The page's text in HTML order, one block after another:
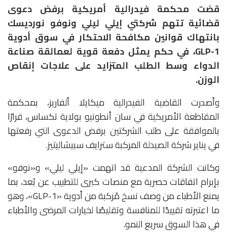
قضت محكمة فيدرالية أمريكية برفض دعوى
قضائية تتهم شركتي إيلي ليلي ونوفو نورديسك
بانتهاك قوانين مكافحة الاحتكار في سوق أدوية
GLP-1، في حكم يمثل دفعة قوية لعمالقة صناعة
الدواء وسط الطلب المتزايد على علاجات إنقاص
الوزن.
وأصدرت القاضية الفيدرالية ميكايلا ألفاريز، بمحكمة
المقاطعة الأمريكية في سان أنطونيو بولاية تكساس، قرارًا
بالموافقة على طلب الشركتين برفض الدعوى التي رفعتها
في يناير شركة الصيدلة المركبةسترايف سبيشاليتيز.
وكانت الشركة المدعية قد اتهمت «إيلي ليلي» و«نوفو»
بإبرام اتفاقات حصرية مع منصات كبرى للتطبيب عن بُعد، بما
يمنع الأطباء من وصف نسخ مُركبة من أدوية «GLP-1»، وهو
ما اعتبرته تقييدًا للمنافسة وتقليصًا لخيارات المرضى والأطباء
في هذا السوق سريع النمو.